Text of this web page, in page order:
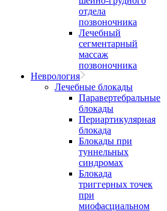
отдела
позвоночника
Лечебный
сегментарный
массаж
позвоночника
Неврология
Лечебные блокады
Паравертебральные
блокады
Периартикулярная
блокада
Блокады при
туннельных
синдромах
Блокада
триггерных точек
при
миофасциальном